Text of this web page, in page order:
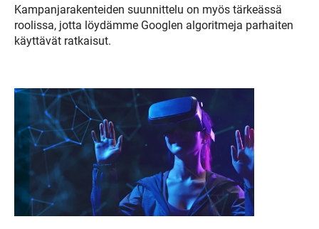
Kampanjarakenteiden suunnittelu on myös tärkeässä
roolissa, jotta löydämme Googlen algoritmeja parhaiten
käyttävät ratkaisut.